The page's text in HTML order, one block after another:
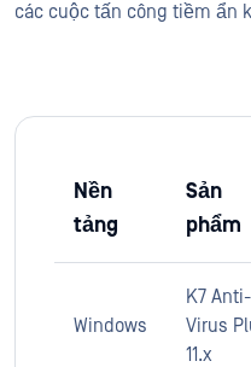
các cuộc tấn công tiềm ẩn
Nền
tảng
Sản
phẩm
Windows
K7 Anti-
Virus
11.x